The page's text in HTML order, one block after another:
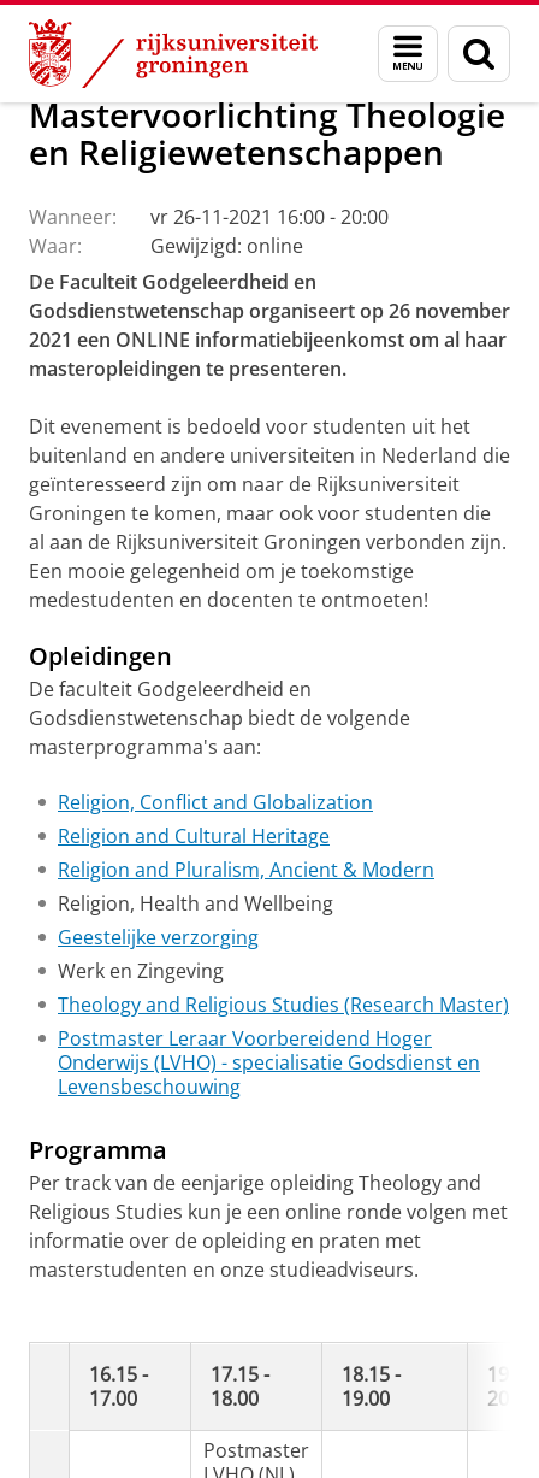
Skip
Content
Skip
Navigation
Menu
en
zoeken
Faculteit Religie, Cultuur en Maatschappij Agenda
Mastervoorlichting Theologie
en Religiewetenschappen
Wanneer:
vr 26-11-2021 16:00 - 20:00
Waar:
Gewijzigd: online
De Faculteit Godgeleerdheid en
Godsdienstwetenschap organiseert op 26 november
2021 een ONLINE informatiebijeenkomst om al haar
masteropleidingen te presenteren.
Dit evenement is bedoeld voor studenten uit het
buitenland en andere universiteiten in Nederland die
geïnteresseerd zijn om naar de Rijksuniversiteit
Groningen te komen, maar ook voor studenten die
al aan de Rijksuniversiteit Groningen verbonden zijn.
Een mooie gelegenheid om je toekomstige
medestudenten en docenten te ontmoeten!
Opleidingen
De faculteit Godgeleerdheid en
Godsdienstwetenschap biedt de volgende
masterprogramma's aan:
Religion, Conflict and Globalization
Religion and Cultural Heritage
Religion and Pluralism, Ancient & Modern
Religion, Health and Wellbeing
Geestelijke verzorging
Werk en Zingeving
Theology and Religious Studies (Research Master)
Postmaster Leraar Voorbereidend Hoger
Onderwijs (LVHO) - specialisatie Godsdienst en
Levensbeschouwing
Programma
Per track van de eenjarige opleiding Theology and
Religious Studies kun je een online ronde volgen met
informatie over de opleiding en praten met
masterstudenten en onze studieadviseurs.
16.15 -
17.00
17.15 -
18.00
18.15 -
19.00
20.00
Postmaster